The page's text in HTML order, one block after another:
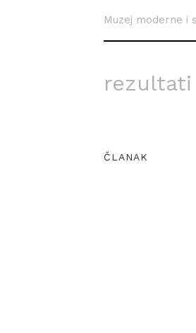
Muzej moderne i
rezultati
ČLANAK